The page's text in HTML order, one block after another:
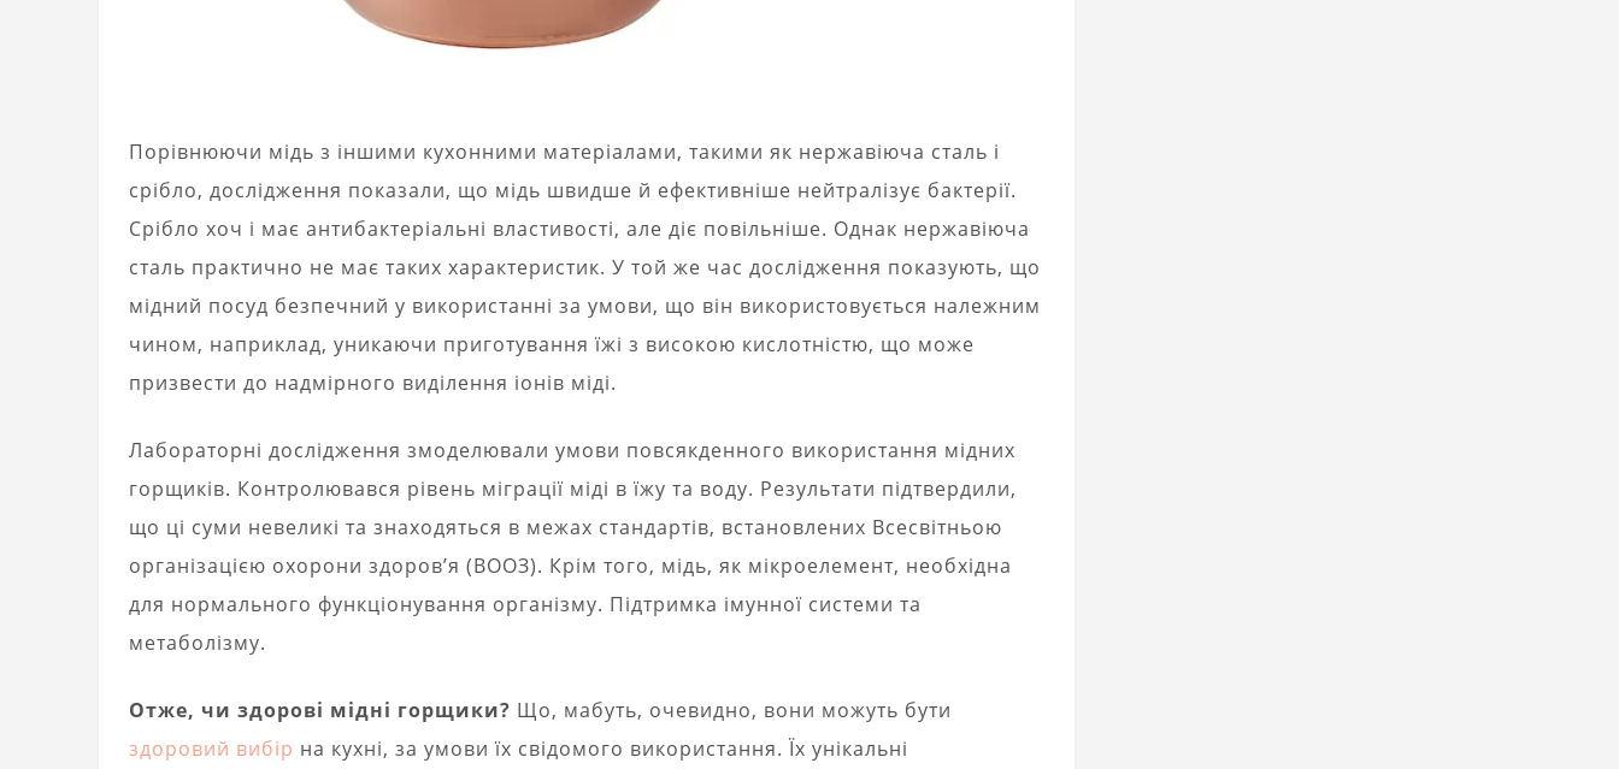
Порівнюючи мідь з іншими кухонними матеріалами, такими як нержавіюча сталь і
срібло, дослідження показали, що мідь швидше й ефективніше нейтралізує бактерії.
Срібло хоч і має антибактеріальні властивості, але діє повільніше. Однак нержавіюча
сталь практично не має таких характеристик. У той же час дослідження показують, що
мідний посуд безпечний у використанні за умови, що він використовується належним
чином, наприклад, уникаючи приготування їжі з високою кислотністю, що може
призвести до надмірного виділення іонів міді.
Лабораторні дослідження змоделювали умови повсякденного використання мідних
горщиків. Контролювався рівень міграції міді в їжу та воду. Результати підтвердили,
що ці суми невеликі та знаходяться в межах стандартів, встановлених Всесвітньою
організацією охорони здоров’я (ВООЗ). Крім того, мідь, як мікроелемент, необхідна
для нормального функціонування організму. Підтримка імунної системи та
метаболізму.
Отже, чи здорові мідні горщики? Що, мабуть, очевидно, вони можуть бути
здоровий вибір на кухні, за умови їх свідомого використання. Їх унікальні